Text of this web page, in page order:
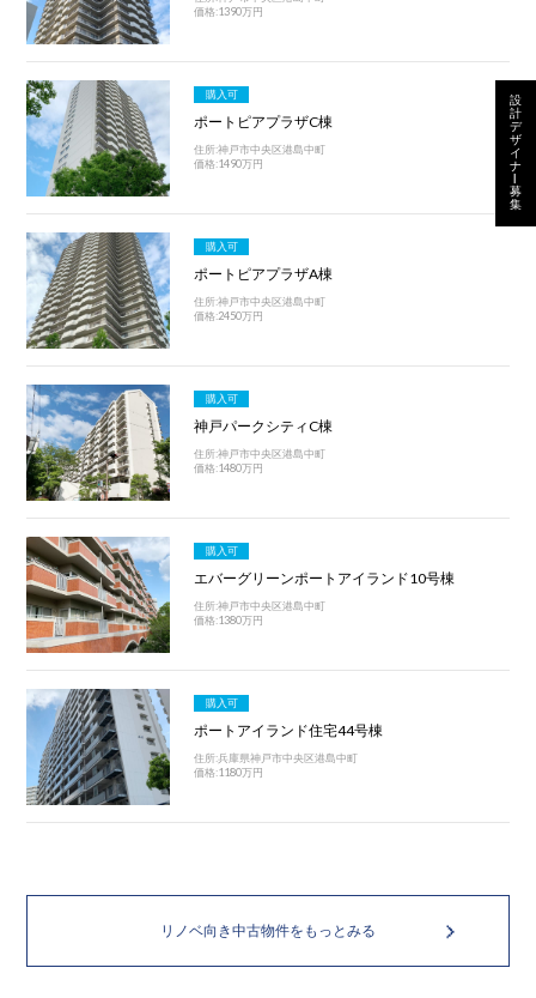
価格:1390万円
購入可
ポートピアプラザC棟
住所:神戸市中央区港島中町
価格:1490万円
購入可
ポートピアプラザA棟
住所:神戸市中央区港島中町
価格:2450万円
購入可
神戸パークシティC棟
住所:神戸市中央区港島中町
価格:1480万円
購入可
エバーグリーンポートアイランド10号棟
住所:神戸市中央区港島中町
価格:1380万円
購入可
ポートアイランド住宅44号棟
住所:兵庫県神戸市中央区港島中町
価格:1180万円
リノベ向き中古物件をもっとみる
設
計
デ
ザ
イ
ナ
募
集